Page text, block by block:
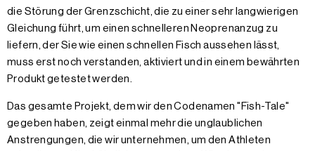
die Störung der Grenzschicht, die zu einer sehr langwierigen
Gleichung führt, um einen schnelleren Neoprenanzug zu
liefern, der Sie wie einen schnellen Fisch aussehen lässt,
muss erst noch verstanden, aktiviert und in einem bewährten
Produkt getestet werden.
Das gesamte Projekt, dem wir den Codenamen "Fish-Tale"
gegeben haben, zeigt einmal mehr die unglaublichen
Anstrengungen, die wir unternehmen, um den Athleten